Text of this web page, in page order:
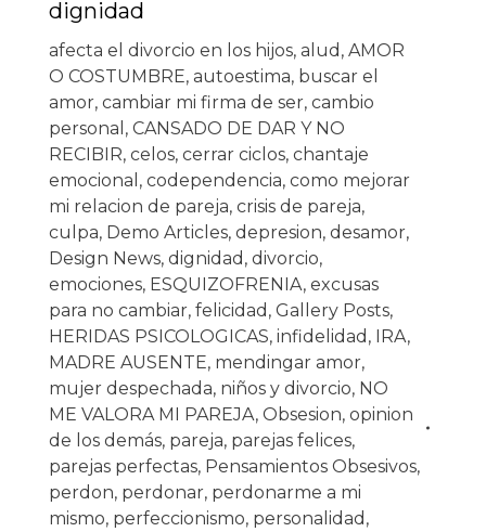
dignidad
afecta el divorcio en los hijos, alud , AMOR
O COSTUMBRE, autoestima, buscar el
amor, cambiar mi firma de ser, cambio
personal , CANSADO DE DAR Y NO
RECIBIR, celos, cerrar ciclos, chantaje
emocional , codependencia, como mejorar
mi relacion de pareja, crisis de pareja,
culpa, Demo Articles, depresion, desamor,
Design News, dignidad , divorcio,
emociones, ESQUIZOFRENIA, excusas
para no cambiar, felicidad , Gallery Posts,
HERIDAS PSICOLOGICAS, infidelidad , IRA,
MADRE AUSENTE, mendingar amor,
mujer despechada, niños y divorcio, NO
ME VALORA MI PAREJA, Obsesion, opinion
de los demás, pareja, parejas felices,
parejas perfectas, Pensamientos Obsesivos,
perdon, perdonar, perdonarme a mi
mismo, perfeccionismo, personalidad ,